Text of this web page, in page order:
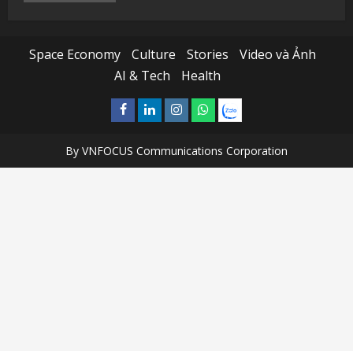
Space Economy Culture Stories
Video và Ảnh
AI & Tech
Health
Facebook
LinkedinInstagram
What’sapp
Zalo